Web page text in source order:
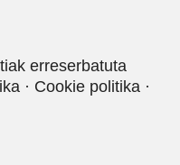
erreserbatuta
· Cookie politika ·